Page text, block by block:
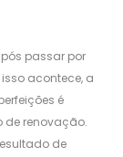
passar por
acontece, a
é
de renovação.
de